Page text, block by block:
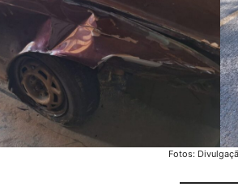
Fotos: